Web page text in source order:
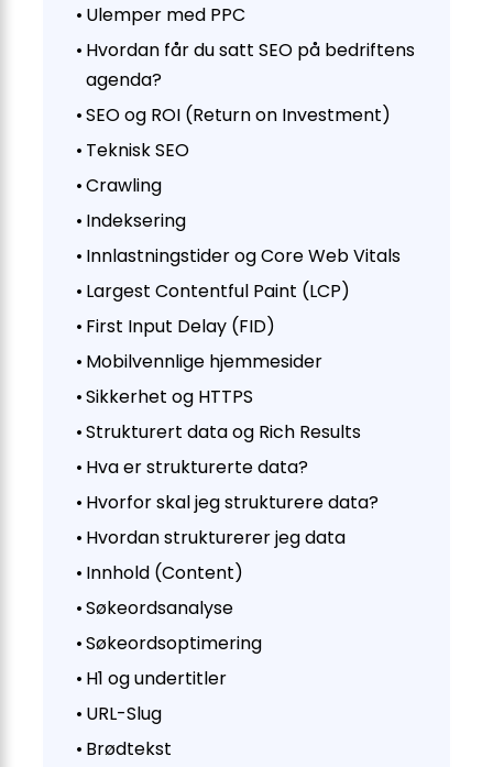
Ulemper med PPC
Hvordan får du satt SEO på bedriftens
agenda?
SEO og ROI (Return on Investment)
Teknisk SEO
Crawling
Indeksering
Innlastningstider og Core Web Vitals
Largest Contentful Paint (LCP)
First Input Delay (FID)
Mobilvennlige hjemmesider
Sikkerhet og HTTPS
Strukturert data og Rich Results
Hva er strukturerte data?
Hvorfor skal jeg strukturere data?
Hvordan strukturerer jeg data
Innhold (Content)
Søkeordsanalyse
Søkeordsoptimering
H1 og undertitler
URL-Slug
Brødtekst